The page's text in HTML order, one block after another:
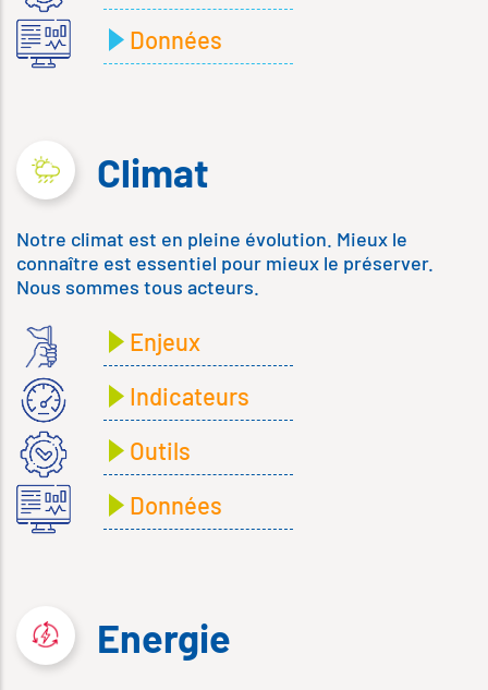
Données
Climat
Notre climat est en pleine évolution. Mieux le
connaître est essentiel pour mieux le préserver.
Nous sommes tous acteurs.
Enjeux
Indicateurs
Outils
Données
Energie